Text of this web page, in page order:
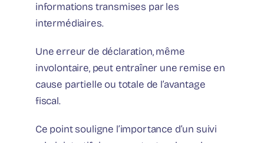
informations transmises par les
intermédiaires.
Une erreur de déclaration, même
involontaire, peut entraîner une remise en
cause partielle ou totale de l’avantage
fiscal.
Ce point souligne l’importance d’un suivi